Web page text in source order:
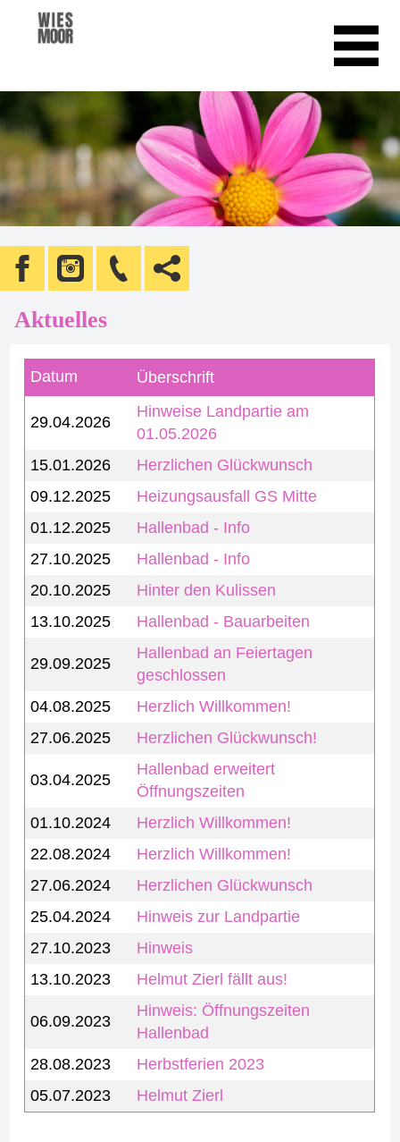
Aktuelles
Datum Überschrift
29.04.2026
Hinweise Landpartie am
01.05.2026
15.01.2026
Herzlichen Glückwunsch
09.12.2025
Heizungsausfall GS Mitte
01.12.2025
Hallenbad - Info
27.10.2025
Hallenbad - Info
20.10.2025
Hinter den Kulissen
13.10.2025
Hallenbad - Bauarbeiten
29.09.2025
Hallenbad an Feiertagen
geschlossen
04.08.2025
Herzlich Willkommen!
27.06.2025
Herzlichen Glückwunsch!
03.04.2025
Hallenbad erweitert
Öffnungszeiten
01.10.2024
Herzlich Willkommen!
22.08.2024
Herzlich Willkommen!
27.06.2024
Herzlichen Glückwunsch
25.04.2024
Hinweis zur Landpartie
27.10.2023
Hinweis
13.10.2023
Helmut Zierl fällt aus!
06.09.2023
Hinweis: Öffnungszeiten
Hallenbad
28.08.2023
Herbstferien 2023
05.07.2023
Helmut Zierl